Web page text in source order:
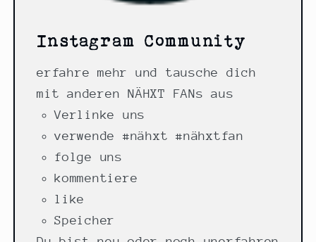
Instagram Community
erfahre mehr und tausche dich
mit anderen NÄHXT FANs aus
Verlinke uns
verwende #nähxt #nähxtfan
folge uns
kommentiere
like
Speicher